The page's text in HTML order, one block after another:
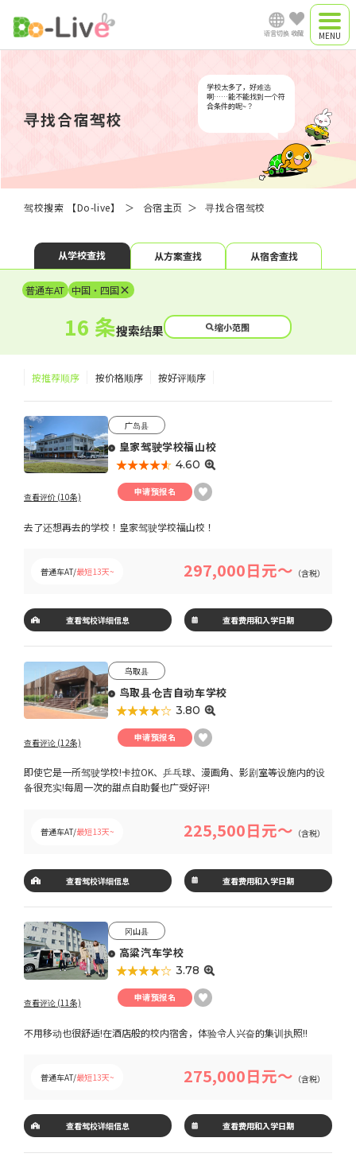
语言切换
中文简体
Vish t Nam
Myanmar
收藏
合宿方案
通学驾校（暂未开
放）
寻找合宿驾校
学校太多了，好难选
啊……能不能找到一个符
合条件的呢~？
驾校搜索 【Do-live】 合宿主页 寻找合宿驾校
从学校查找 从方案查找 从宿舍查找
普通车AT 中国・四国×
16 条搜索结果 缩小范围
按推荐顺序 按价格顺序 按好评顺序
广岛县
皇家驾驶学校福山校
★★★★★
☆☆☆☆☆ 4.60
查看评价 (10条) 申请预报名
去了还想再去的学校！皇家驾驶学校福山校！
普通车AT/最短13天~ 297,000日元～ （含税）
查看驾校详细信息 查看费用和入学日期
鸟取县
鸟取县仓吉自动车学校
★★★★★
☆☆☆☆☆ 3.80
查看评论 (12条) 申请预报名
即使它是一所驾驶学校!卡拉OK、乒乓球、漫画角、影剧室等设施内的设
备很充实!每周一次的甜点自助餐也广受好评!
普通车AT/最短13天~ 225,500日元～ （含税）
查看驾校详细信息 查看费用和入学日期
冈山县
高粱汽车学校
★★★★★
☆☆☆☆☆ 3.78
查看评论 (11条) 申请预报名
不用移动也很舒适!在酒店般的校内宿舍，体验令人兴奋的集训执照!!
普通车AT/最短13天~ 275,000日元～ （含税）
查看驾校详细信息 查看费用和入学日期